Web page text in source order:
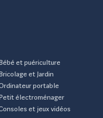
et puériculture
et Jardin
portable
électroménager
et jeux vidéos